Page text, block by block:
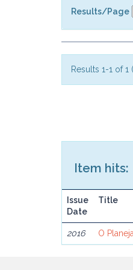
Results/Page
Results 1-1 of
Item hits:
Issue
Date
Title
2016 O